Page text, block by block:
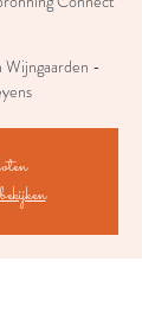
Wijngaarden -